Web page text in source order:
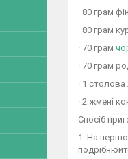
· 80 грам
· 80 грам
· 70 грам
· 70 грам
· 1
· 2 жмені
Спосіб
1. На